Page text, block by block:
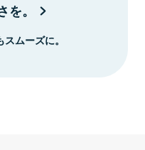
。
ムーズに。